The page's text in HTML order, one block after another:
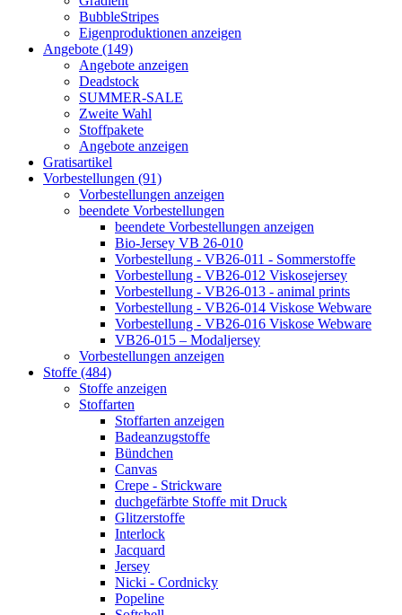
BubbleStripes
Eigenproduktionen anzeigen
Angebote (149)
Angebote anzeigen
Deadstock
SUMMER-SALE
Zweite Wahl
Stoffpakete
Angebote anzeigen
Gratisartikel
Vorbestellungen (91)
Vorbestellungen anzeigen
beendete Vorbestellungen
beendete Vorbestellungen anzeigen
Bio-Jersey VB 26-010
Vorbestellung - VB26-011 - Sommerstoffe
Vorbestellung - VB26-012 Viskosejersey
Vorbestellung - VB26-013 - animal prints
Vorbestellung - VB26-014 Viskose Webware
Vorbestellung - VB26-016 Viskose Webware
VB26-015 – Modaljersey
Vorbestellungen anzeigen
Stoffe (484)
Stoffe anzeigen
Stoffarten
Stoffarten anzeigen
Badeanzugstoffe
Bündchen
Canvas
Crepe - Strickware
duchgefärbte Stoffe mit Druck
Glitzerstoffe
Interlock
Jacquard
Jersey
Nicki - Cordnicky
Popeline